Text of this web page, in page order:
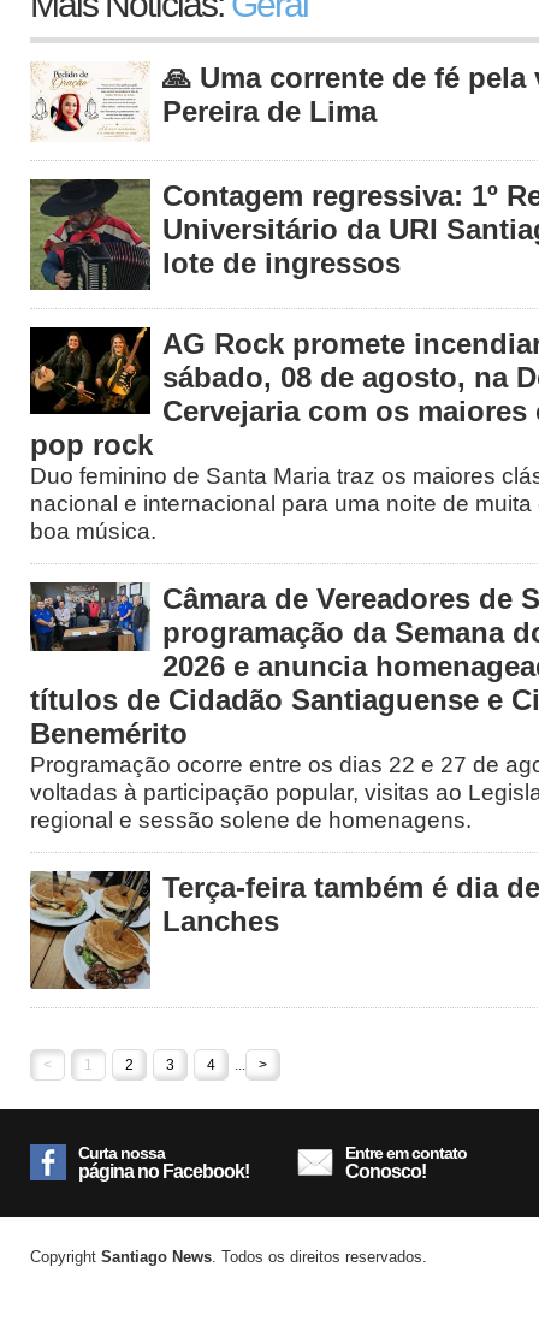
🙏 Uma corrente de fé pela
Pereira de Lima
Contagem regressiva: 1º
Universitário da URI
lote de ingressos
AG Rock promete
sábado, 08 de agosto, na
Cervejaria com os
pop rock
Duo feminino de Santa Maria traz os maiores
nacional e internacional para uma noite de
boa música.
Câmara de Vereadores de
programação da Semana
2026 e anuncia
títulos de Cidadão Santiaguense e
Benemérito
Programação ocorre entre os dias 22 e 27 de
voltadas à participação popular, visitas ao
regional e sessão solene de homenagens.
Terça-feira também é dia
Lanches
< 1 2 3 4 >
Curta nossa
página no Facebook!
Entre em contato
Conosco!
Copyright Santiago News . Todos os direitos reservados.